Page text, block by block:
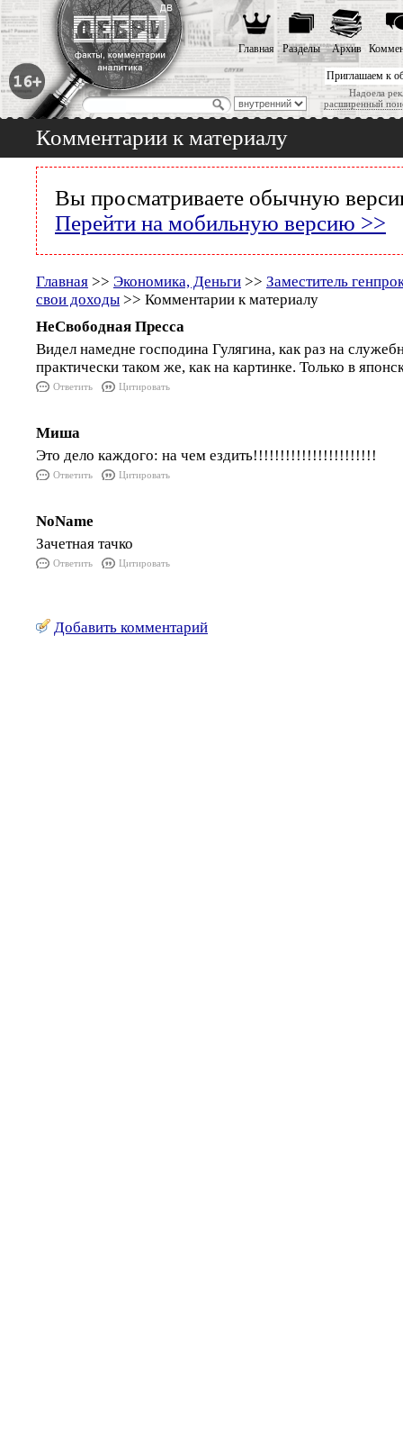
Приглашаем к
Надоела
расширенный
Главная Разделы Архив
Комментарии к материалу
Вы просматриваете обычную
Перейти на мобильную версию >>
Главная >> Экономика, Деньги >> Заместитель
свои доходы >> Комментарии к материалу
НеСвободная Пресса
Видел намедне господина Гулягина, как раз на
практически таком же, как на картинке. Только в
Ответить Цитировать
Миша
Это дело каждого: на чем ездить!!!!!!!!!!!!!!!!!!!!!!!
Ответить Цитировать
NoName
Зачетная тачко
Ответить Цитировать
Добавить комментарий